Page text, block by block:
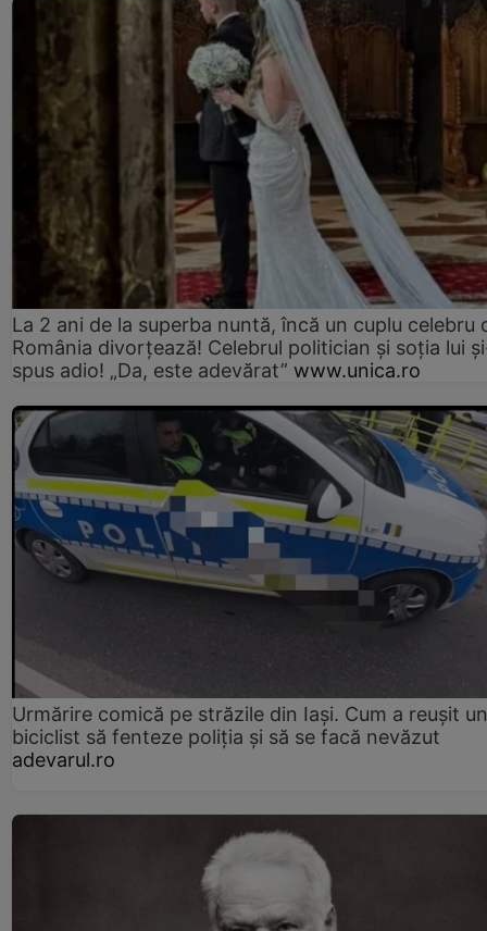
La 2 ani de la superba nuntă, încă un cuplu celebru
România divorțează! Celebrul politician și soția lui
spus adio! „Da, este adevărat” www.unica.ro
Urmărire comică pe străzile din Iași. Cum a reușit un
biciclist să fenteze poliția și să se facă nevăzut
adevarul.ro